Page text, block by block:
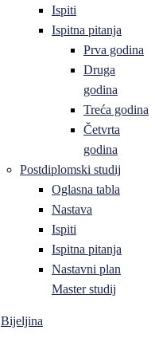
Ispiti
Ispitna pitanja
Prva godina
Druga
godina
Treća godina
Četvrta
godina
Postdiplomski studij
Oglasna tabla
Nastava
Ispiti
Ispitna pitanja
Nastavni plan
Master studij
Bijeljina